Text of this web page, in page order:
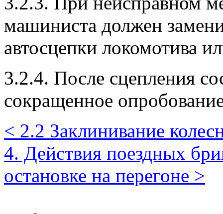
машиниста должен
автосцепки локомотива
3.2.4. После сцепления
сокращенное
< 2.2 Заклинивание
4. Действия поездных
остановке на перегоне >